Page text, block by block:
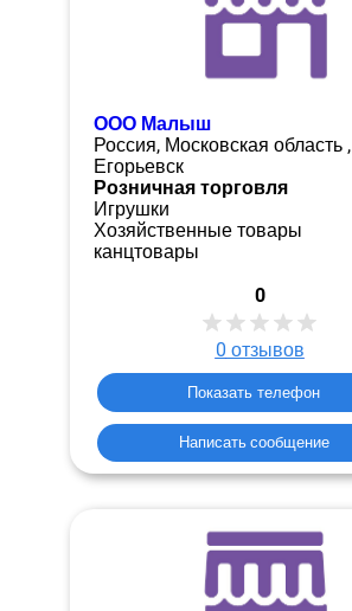
ООО Малыш
Россия, Московская область ,
Егорьевск
Розничная торговля
Игрушки
Хозяйственные товары
канцтовары
0
0 отзывов
Показать телефон
Написать сообщение